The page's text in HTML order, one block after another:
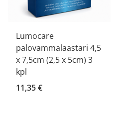
Lumocare
palovammalaastari 4,5
x 7,5cm (2,5 x 5cm) 3
kpl
11,35 €